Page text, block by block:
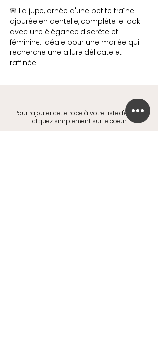
🌸 La jupe, ornée d'une petite traîne
ajourée en dentelle, complète le look
avec une élégance discrète et
féminine. Idéale pour une mariée qui
recherche une allure délicate et
raffinée !
Pour rajouter cette robe à votre liste d'envies,
cliquez simplement sur le coeur